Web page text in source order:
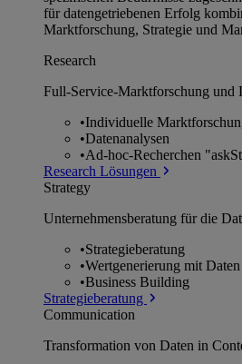
für datengetriebenen Erfolg
Marktforschung, Strategie und
Research
Full-Service-Marktforschung und
•Individuelle
•Datenanalysen
•Ad-hoc-Recherchen
Research Lösungen
Strategy
Unternehmens­beratung für die
•Strategieberatung
•Wertgenerierung mit Daten
•Business Building
Strategieberatung
Communication
Transformation von Daten in